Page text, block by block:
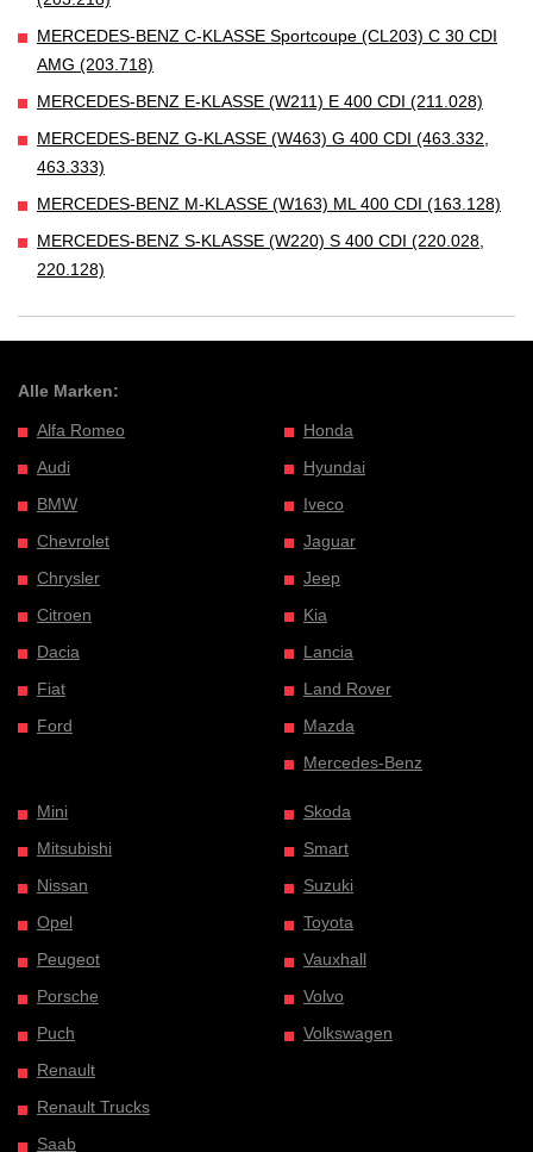
MERCEDES-BENZ C-KLASSE Sportcoupe (CL203) C 30 CDI
AMG (203.718)
MERCEDES-BENZ E-KLASSE (W211) E 400 CDI (211.028)
MERCEDES-BENZ G-KLASSE (W463) G 400 CDI (463.332,
463.333)
MERCEDES-BENZ M-KLASSE (W163) ML 400 CDI (163.128)
MERCEDES-BENZ S-KLASSE (W220) S 400 CDI (220.028,
220.128)
Alle Marken:
Alfa Romeo
Audi
BMW
Chevrolet
Chrysler
Citroen
Dacia
Fiat
Ford
Honda
Hyundai
Iveco
Jaguar
Jeep
Kia
Lancia
Land Rover
Mazda
Mercedes-Benz
Mini
Mitsubishi
Nissan
Opel
Peugeot
Porsche
Puch
Renault
Renault Trucks
Saab
Skoda
Smart
Suzuki
Toyota
Vauxhall
Volvo
Volkswagen